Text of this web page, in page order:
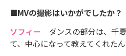
■MVの撮影はいかがでしたか？
ソフィー
ダンスの部分は、千
て、中心になって教えてくれたん